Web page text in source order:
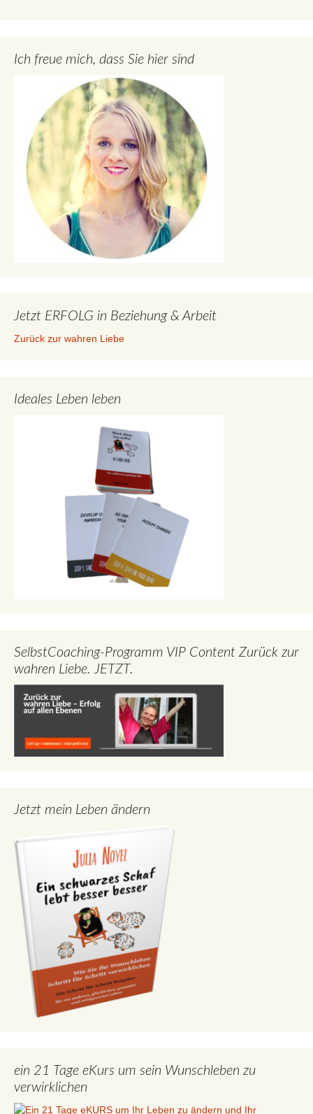
Ich freue mich, dass Sie hier sind
Jetzt ERFOLG in Beziehung & Arbeit
Zurück zur wahren Liebe
Ideales Leben leben
SelbstCoaching-Programm VIP Content Zurück zur
wahren Liebe. JETZT.
Jetzt mein Leben ändern
ein 21 Tage eKurs um sein Wunschleben zu
verwirklichen